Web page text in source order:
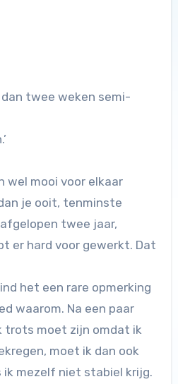
dan twee weken semi-
wel mooi voor elkaar
je ooit, tenminste
twee jaar,
er hard voor gewerkt. Dat
het een rare opmerking
waarom. Na een paar
trots moet zijn omdat ik
moet ik dan ook
mezelf niet stabiel krijg.